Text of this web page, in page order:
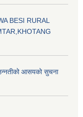
BESI RURAL
आसयको सुचना